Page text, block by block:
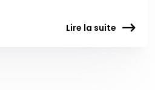
Lire la suite